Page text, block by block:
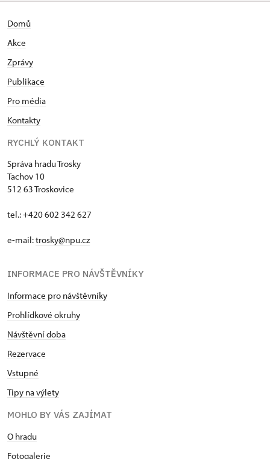
Domů
Akce
Zprávy
Publikace
Pro média
Kontakty
RYCHLÝ KONTAKT
Správa hradu Trosky
Tachov 10
512 63 Troskovice
tel.: +420 602 342 627
e-mail:trosky@npu.cz
INFORMACE PRO NÁVŠTĚVNÍKY
Informace pro návštěvníky
Prohlídkové okruhy
Návštěvní doba
Rezervace
Vstupné
Tipy na výlety
MOHLO BY VÁS ZAJÍMAT
O hradu
Fotogalerie